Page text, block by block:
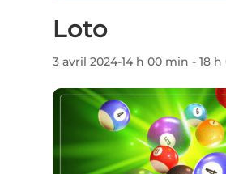
Loto
3 avril 2024-14 h 00 min - 18